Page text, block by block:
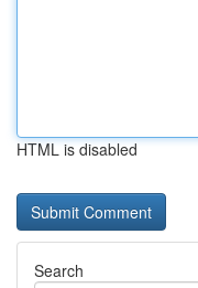
HTML is disabled
Search